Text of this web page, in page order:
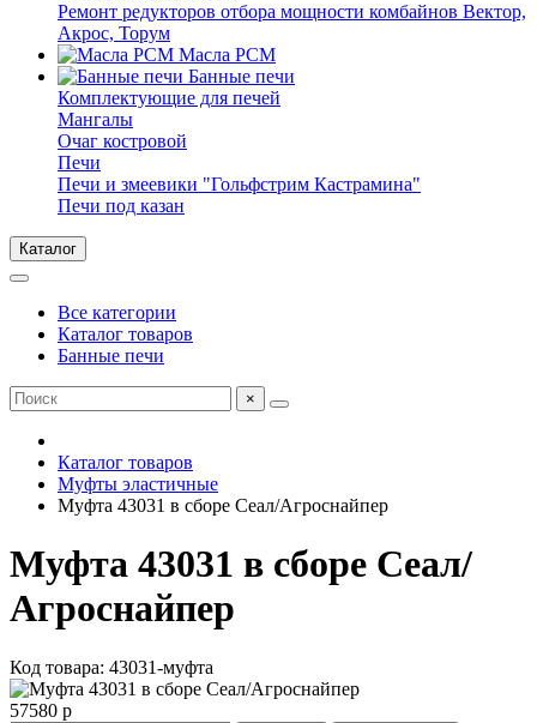
Ремонт редукторов отбора мощности комбайнов Вектор,
Акрос, Торум
Масла РСМ
Банные печи
Комплектующие для печей
Мангалы
Очаг костровой
Печи
Печи и змеевики "Гольфстрим Кастрамина"
Печи под казан
Каталог
Все категории
Каталог товаров
Банные печи
×
Каталог товаров
Муфты эластичные
Муфта 43031 в сборе Сеал/Агроснайпер
Муфта 43031 в сборе Сеал/
Агроснайпер
Код товара: 43031-муфта
57580 р